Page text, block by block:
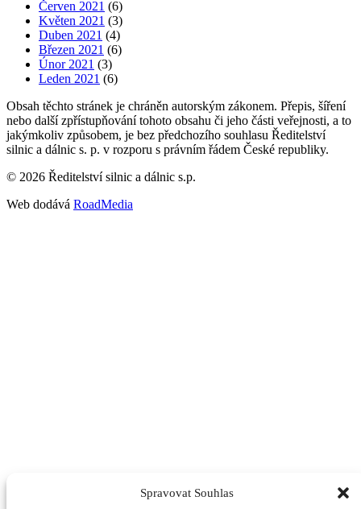
Spravovat Souhlas
Červen 2021 (6)
Květen 2021 (3)
Duben 2021 (4)
Březen 2021 (6)
Únor 2021 (3)
Leden 2021 (6)
Obsah těchto stránek je chráněn autorským zákonem. Přepis, šíření
nebo další zpřístupňování tohoto obsahu či jeho části veřejnosti, a to
jakýmkoliv způsobem, je bez předchozího souhlasu Ředitelství
silnic a dálnic s. p. v rozporu s právním řádem České republiky.
© 2026 Ředitelství silnic a dálnic s.p.
Web dodává RoadMedia